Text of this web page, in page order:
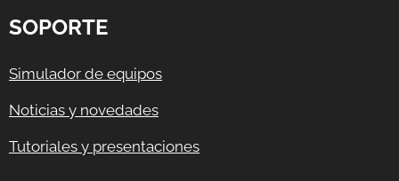
SOPORTE
Simulador de equipos
Noticias y novedades
Tutoriales y presentaciones